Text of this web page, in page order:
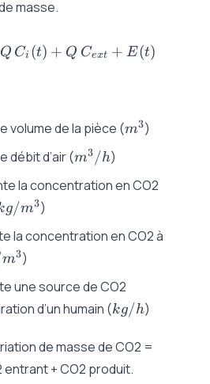
masse.
V \frac{dC_i(t)}{dt} = -
Q Ci (t) + Q Cext + E(t)
volume de la pièce (m^3
m3)
débit d’air (m^3/h
m3/h)
la concentration en CO2
m^3
g/m3)
la concentration en CO2 à
m3)
une source de CO2
d’un humain (kg/h
kg/h)
de masse de CO2 =
+ CO2 produit.